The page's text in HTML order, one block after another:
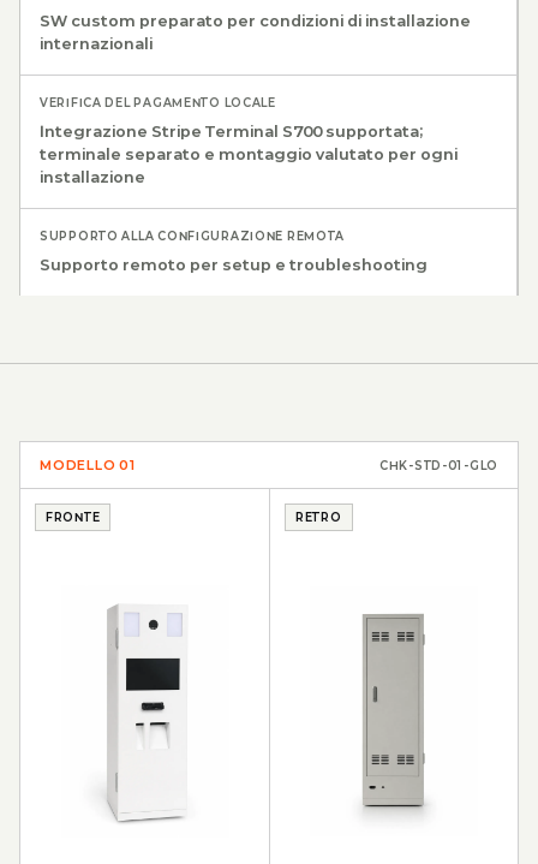
SW custom preparato per condizioni di installazione
internazionali
VERIFICA DEL PAGAMENTO LOCALE
Integrazione Stripe Terminal S700 supportata;
terminale separato e montaggio valutato per ogni
installazione
SUPPORTO ALLA CONFIGURAZIONE REMOTA
Supporto remoto per setup e troubleshooting
MODELLO 01 CHK-STD-01-GLO
FRONTE RETRO